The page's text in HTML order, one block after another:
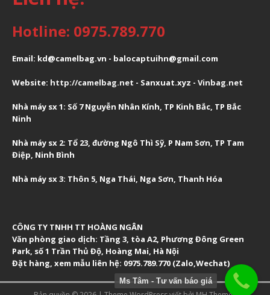
Hotline: 0975.789.770
Email: kd@camelbag.vn - balocaptuihn@gmail.com
Website: http://camelbag.net - Sanxuat.xyz - Vinbag.net
Nhà máy sx 1: Số 7 Nguyễn Nhân Kính, TP Kinh Bắc, TP Bắc
Ninh
Nhà máy sx 2: Tổ 23, đường Ngô Thì Sỹ, P Nam Sơn, TP Tam
Điệp, Ninh Bình
Nhà máy sx 3: Thôn 5, Nga Thái, Nga Sơn, Thanh Hóa
CÔNG TY TNHH TT HOÀNG NGÂN
Văn phòng giao dịch: Tầng 3, tòa A2, Phương Đông Green
Park, số 1 Trần Thủ Độ, Hoàng Mai, Hà Nội
Đặt hàng, xem mẫu liên hệ: 0975.789.770 (Zalo,Wechat)
Ms Tâm - Tư vấn báo giá